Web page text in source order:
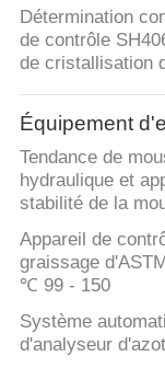
Détermination
de contrôle
de cristallisation
Équipement
Tendance de
hydraulique et
stabilité de la
Appareil de
graissage
℃ 99 - 150
Système
d'analyseur